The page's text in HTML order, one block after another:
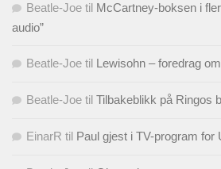
Beatle-Joe til McCartney-boksen i
audio”
Beatle-Joe til Lewisohn – foredrag
Beatle-Joe til Tilbakeblikk på Ringos
EinarR til Paul gjest i TV-program for